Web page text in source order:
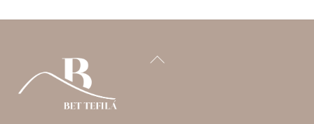
Back